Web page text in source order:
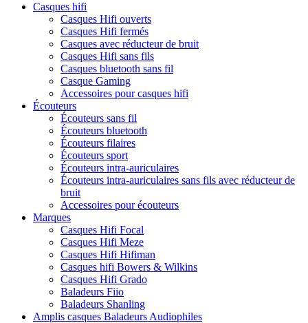
Casques hifi
Casques Hifi ouverts
Casques Hifi fermés
Casques avec réducteur de bruit
Casques Hifi sans fils
Casques bluetooth sans fil
Casque Gaming
Accessoires pour casques hifi
Écouteurs
Écouteurs sans fil
Écouteurs bluetooth
Écouteurs filaires
Écouteurs sport
Écouteurs intra-auriculaires
Écouteurs intra-auriculaires sans fils avec réducteur de
bruit
Accessoires pour écouteurs
Marques
Casques Hifi Focal
Casques Hifi Meze
Casques Hifi Hifiman
Casques hifi Bowers & Wilkins
Casques Hifi Grado
Baladeurs Fiio
Baladeurs Shanling
Amplis casques Baladeurs Audiophiles